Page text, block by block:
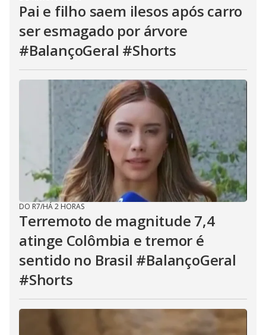
Pai e filho saem ilesos após carro
ser esmagado por árvore
#BalançoGeral #Shorts
DO R7/HÁ 2 HORAS
Terremoto de magnitude 7,4
atinge Colômbia e tremor é
sentido no Brasil #BalançoGeral
#Shorts